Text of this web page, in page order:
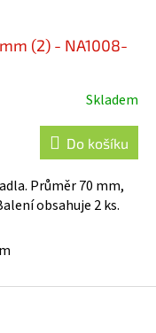
(2) - NA1008-
Skladem
Do košíku
Průměr 70 mm,
obsahuje 2 ks.